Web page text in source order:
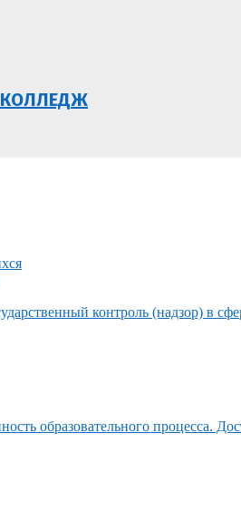
КОЛЛЕДЖ
контроль (надзор) в
образовательного процесса.